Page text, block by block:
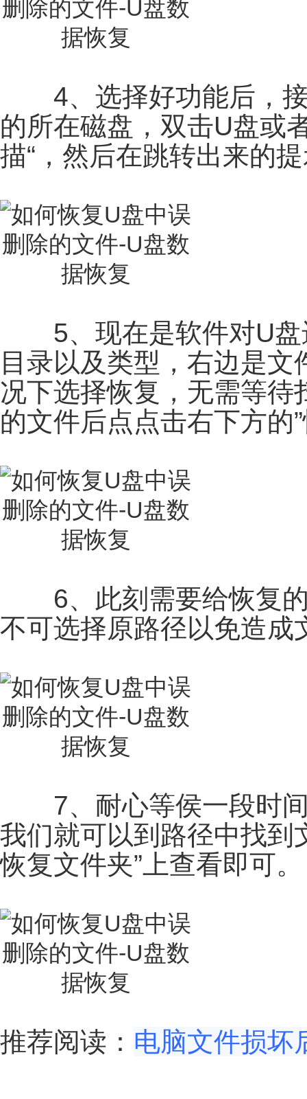
4、选择好功能后，接
的所在磁盘，双击U盘或
描“，然后在跳转出来的
5、现在是软件对U盘
目录以及类型，右边是
况下选择恢复，无需等待
的文件后点点击右下方的
6、此刻需要给恢复的
不可选择原路径以免造成
7、耐心等侯一段时间
我们就可以到路径中找到
恢复文件夹”上查看即可。
推荐阅读： 电脑文件损坏